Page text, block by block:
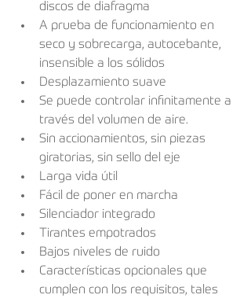
discos de diafragma
A prueba de funcionamiento en
seco y sobrecarga, autocebante,
insensible a los sólidos
Desplazamiento suave
Se puede controlar infinitamente a
través del volumen de aire.
Sin accionamientos, sin piezas
giratorias, sin sello del eje
Larga vida útil
Fácil de poner en marcha
Silenciador integrado
Tirantes empotrados
Bajos niveles de ruido
Características opcionales que
cumplen con los requisitos, tales